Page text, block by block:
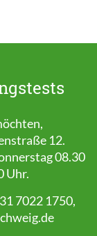
12.
08.30
Uhr.
7022 1750,